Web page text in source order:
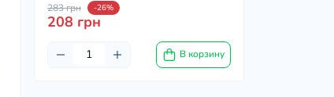
283 грн -26%
208 грн
В корзину